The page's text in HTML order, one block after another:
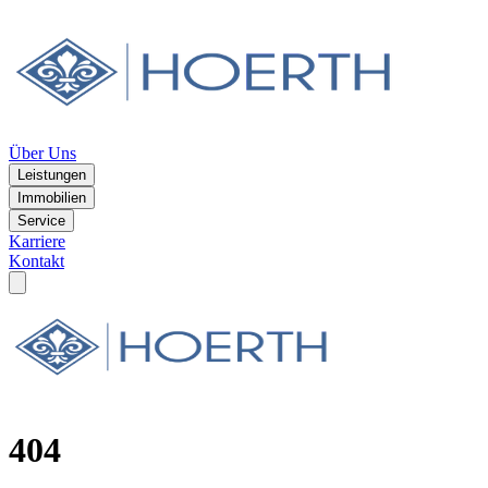
Über Uns
Leistungen
Immobilien
Service
Karriere
Kontakt
404